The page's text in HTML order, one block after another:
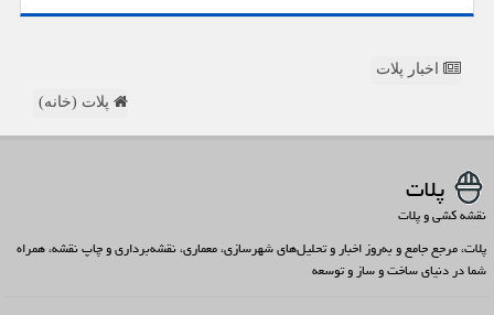
اخبار پلات
پلات (خانه)
پلات
نقشه کشی و پلات
پلات، مرجع جامع و به‌روز اخبار و تحلیل‌های شهرسازی، معماری، نقشه‌برداری و چاپ نقشه، همراه
شما در دنیای ساخت و ساز و توسعه